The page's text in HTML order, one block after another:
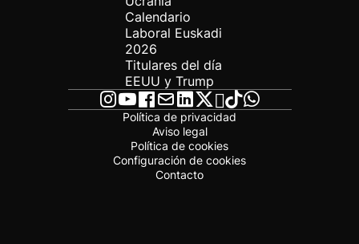
Calendario
Laboral Euskadi
2026
Titulares del día
EEUU y Trump
Política de privacidad
Aviso legal
Política de cookies
Configuración de cookies
Contacto